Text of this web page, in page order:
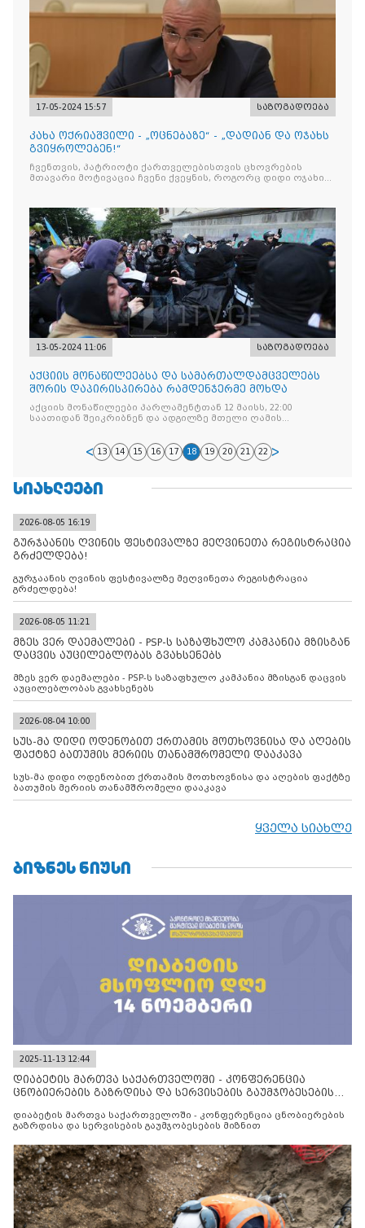
17-05-2024 15:57 საზოგადოება
კახა ოქრიაშვილი - „ოცნებაზე“ - „დადიან და ოჯახს
გვიყროლებენ!“
ჩვენთვის, პატრიოტი ქართველებისთვის ცხოვრების
მთავარი მოტივაცია ჩვენი ქვეყნის, როგორც დიდი ოჯახის
13-05-2024 11:06 საზოგადოება
აქციის მონაწილეებსა და სამართალდამცველებს
შორის დაპირისპირება რამდენჯერმე მოხდა
აქციის მონაწილეები პარლამენტთან 12 მაისს, 22:00
საათიდან შეიკრიბნენ და ადგილზე მთელი ღამის
13
14 15 16 17 18 19 20 21 22
ᲡᲘᲐᲮᲚᲔᲔᲑᲘ
2026-08-05 16:19
გურჯაანის ღვინის ფესტივალზე მეღვინეთა რეგისტრაცია
გრძელდება!
გურჯაანის ღვინის ფესტივალზე მეღვინეთა რეგისტრაცია
გრძელდება!
2026-08-05 11:21
მზეს ვერ დაემალები - PSP-ს საზაფხულო კამპანია მზისგან
დაცვის აუცილებლობას გვახსენებს
მზეს ვერ დაემალები - PSP-ს საზაფხულო კამპანია მზისგან დაცვის
აუცილებლობას გვახსენებს
2026-08-04 10:00
სუს-მა დიდი ოდენობით ქრთამის მოთხოვნისა და აღების
ფაქტზე ბათუმის მერიის თანამშრომელი დააკავა
სუს-მა დიდი ოდენობით ქრთამის მოთხოვნისა და აღების ფაქტზე
ბათუმის მერიის თანამშრომელი დააკავა
ყველა სიახლე
ᲑᲘᲖᲜᲔᲡ ᲜᲘᲣᲡᲘ
2025-11-13 12:44
დიაბეტის მართვა საქართველოში - კონფერენცია
ცნობიერების გაზრდისა და სერვისების გაუმჯობესების
დიაბეტის მართვა საქართველოში - კონფერენცია ცნობიერების
გაზრდისა და სერვისების გაუმჯობესების მიზნით